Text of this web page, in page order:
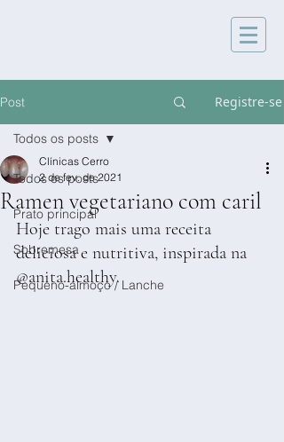
Post Registre-se
Todos os posts
Prato principal
Sobremesa
Pequeno-almoço / Lanche
Todos os posts
Ramen vegetariano com caril
Clínicas Cerro
2 de fev. de 2021
Hoje trago mais uma receita
deliciosa e nutritiva, inspirada na
@anita.healthy.